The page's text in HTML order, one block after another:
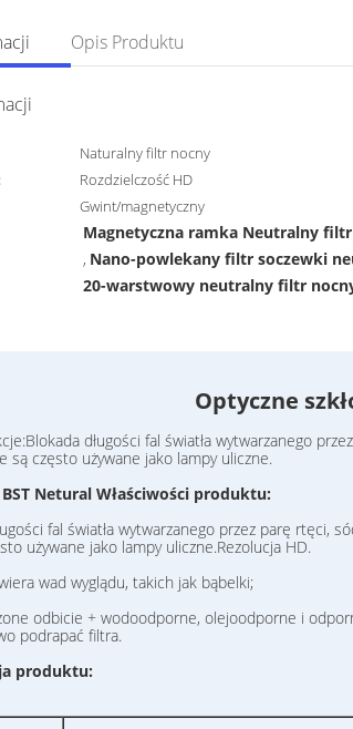
Opis Produktu
Naturalny filtr nocny
Rozdzielczość HD
Gwint/magnetyczny
Magnetyczna ramka Neutralny
, Nano-powlekany filtr soczewki
20-warstwowy neutralny filtr
Optyczne
długości fal światła wytwarzanego
są często używane jako lampy uliczne.
Netural Właściwości produktu:
fal światła wytwarzanego przez parę rtęci,
używane jako lampy uliczne.Rezolucja HD.
wad wyglądu, takich jak bąbelki;
odbicie + wodoodporne, olejoodporne i
podrapać filtra.
produktu: